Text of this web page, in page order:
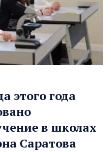
этого года
в школах
Саратова